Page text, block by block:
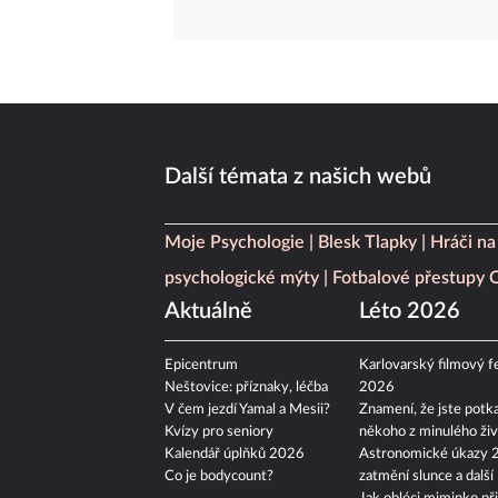
Další témata z našich webů
Moje Psychologie Blesk Tlapky Hráči
psychologické mýty
Fotbalové přestupy
Aktuálně
Epicentrum
Neštovice: příznaky, léčba
V čem jezdí Yamal a Mesii?
Kvízy pro seniory
Kalendář úplňků 2026
Co je bodycount?
Léto 2026
Karlovarský filmový
2026
Znamení, že jste
někoho z minulého
Astronomické úkazy
zatmění slunce a další